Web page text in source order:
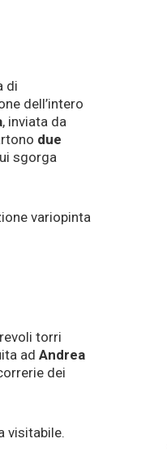
di
dell’intero
, inviata da
due
sgorga
variopinta
torri
ad Andrea
dei
visitabile.